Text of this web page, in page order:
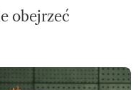
obejrzeć